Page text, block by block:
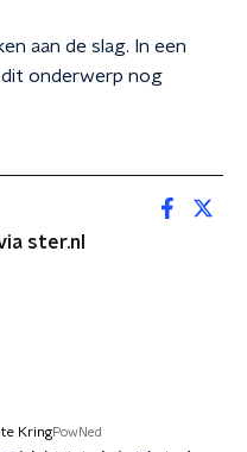
aan de slag. In een
onderwerp nog
ster.nl
KringPowNed